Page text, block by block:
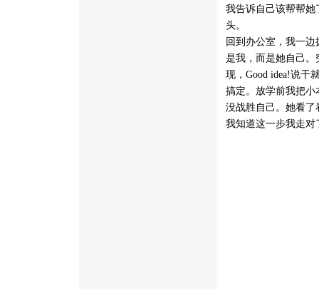
我告诉自己该帮帮她
头。
回到办公室，我一
是我，而是她自己
现，Good idea!说干
搞定。放学前我把
没战胜自己。她看
我知道这一步我走